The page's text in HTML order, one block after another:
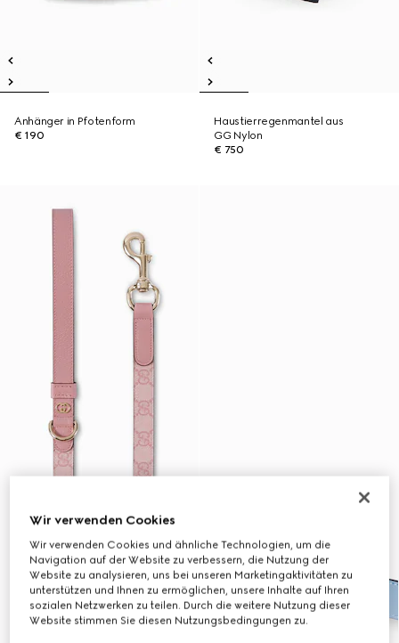
Anhänger in Pfotenform
€ 190
Haustierregenmantel aus
GG Nylon
€ 750
Wir verwenden Cookies
Wir verwenden Cookies und ähnliche Technologien, um die
Navigation auf der Website zu verbessern, die Nutzung der
Website zu analysieren, uns bei unseren Marketingaktivitäten zu
unterstützen und Ihnen zu ermöglichen, unsere Inhalte auf Ihren
sozialen Netzwerken zu teilen. Durch die weitere Nutzung dieser
Website stimmen Sie diesen Nutzungsbedingungen zu.